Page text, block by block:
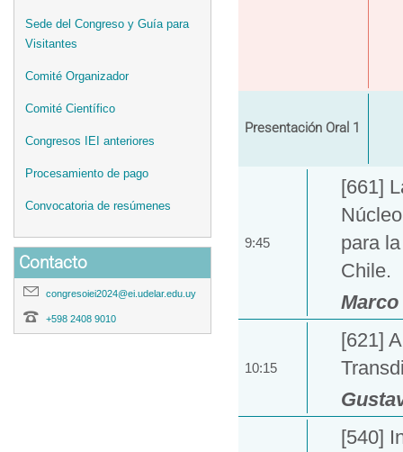
Sede del Congreso y Guía para
Visitantes
Comité Organizador
Comité Científico
Congresos IEI anteriores
Procesamiento de pago
Convocatoria de resúmenes
Contacto
congresoiei2024@ei.udelar.edu.uy
+598 2408 9010
Presentación Oral 1
9:45
[661]
para
Chile.
10:15
[621]
[540]